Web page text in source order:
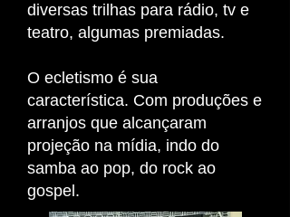
diversas trilhas para rádio, tv e
teatro, algumas premiadas.
O ecletismo é sua
característica. Com produções e
arranjos que alcançaram
projeção na mídia, indo do
samba ao pop, do rock ao
gospel.